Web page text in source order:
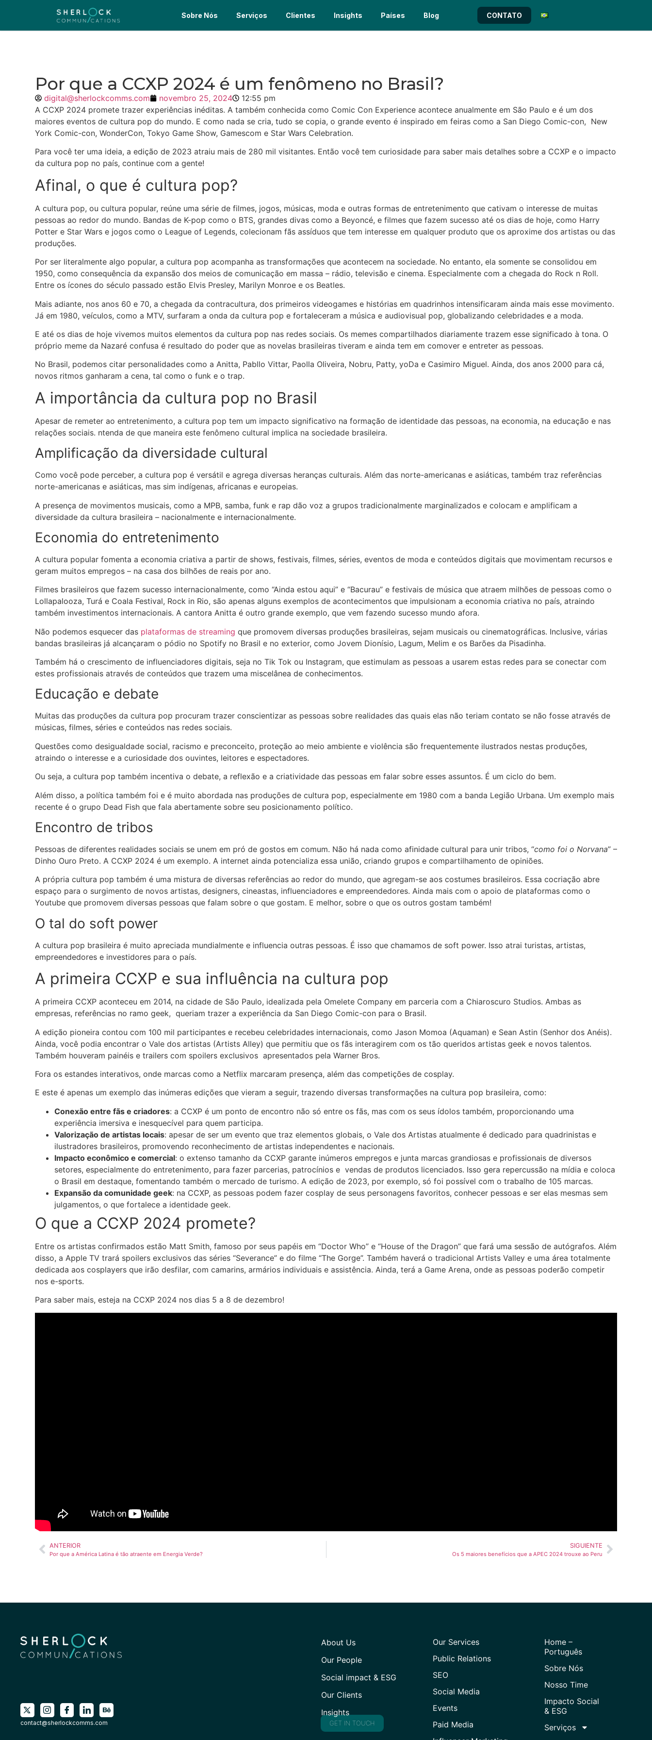
Sobre Nós Serviços Clientes Insights Países Blog CONTATO
Por que a CCXP 2024 é um fenômeno no Brasil?
digital@sherlockcomms.com novembro 25, 2024
12:55 pm
A CCXP 2024 promete trazer experiências inéditas. A também conhecida como Comic Con Experience acontece anualmente em São Paulo e é um dos
maiores eventos de cultura pop do mundo. E como nada se cria, tudo se copia, o grande evento é inspirado em feiras como a San Diego Comic-con, New
York Comic-con, WonderCon, Tokyo Game Show, Gamescom e Star Wars Celebration.
Para você ter uma ideia, a edição de 2023 atraiu mais de 280 mil visitantes. Então você tem curiosidade para saber mais detalhes sobre a CCXP e o impacto
da cultura pop no país, continue com a gente!
Afinal, o que é cultura pop?
A cultura pop, ou cultura popular, reúne uma série de filmes, jogos, músicas, moda e outras formas de entretenimento que cativam o interesse de muitas
pessoas ao redor do mundo. Bandas de K-pop como o BTS, grandes divas como a Beyoncé, e filmes que fazem sucesso até os dias de hoje, como Harry
Potter e Star Wars e jogos como o League of Legends, colecionam fãs assíduos que tem interesse em qualquer produto que os aproxime dos artistas ou das
produções.
Por ser literalmente algo popular, a cultura pop acompanha as transformações que acontecem na sociedade. No entanto, ela somente se consolidou em
1950, como consequência da expansão dos meios de comunicação em massa – rádio, televisão e cinema. Especialmente com a chegada do Rock n Roll.
Entre os ícones do século passado estão Elvis Presley, Marilyn Monroe e os Beatles.
Mais adiante, nos anos 60 e 70, a chegada da contracultura, dos primeiros videogames e histórias em quadrinhos intensificaram ainda mais esse movimento.
Já em 1980, veículos, como a MTV, surfaram a onda da cultura pop e fortaleceram a música e audiovisual pop, globalizando celebridades e a moda.
E até os dias de hoje vivemos muitos elementos da cultura pop nas redes sociais. Os memes compartilhados diariamente trazem esse significado à tona. O
próprio meme da Nazaré confusa é resultado do poder que as novelas brasileiras tiveram e ainda tem em comover e entreter as pessoas.
No Brasil, podemos citar personalidades como a Anitta, Pabllo Vittar, Paolla Oliveira, Nobru, Patty, yoDa e Casimiro Miguel. Ainda, dos anos 2000 para cá,
novos ritmos ganharam a cena, tal como o funk e o trap.
A importância da cultura pop no Brasil
Apesar de remeter ao entretenimento, a cultura pop tem um impacto significativo na formação de identidade das pessoas, na economia, na educação e nas
relações sociais. ntenda de que maneira este fenômeno cultural implica na sociedade brasileira.
Amplificação da diversidade cultural
Como você pode perceber, a cultura pop é versátil e agrega diversas heranças culturais. Além das norte-americanas e asiáticas, também traz referências
norte-americanas e asiáticas, mas sim indígenas, africanas e europeias.
A presença de movimentos musicais, como a MPB, samba, funk e rap dão voz a grupos tradicionalmente marginalizados e colocam e amplificam a
diversidade da cultura brasileira – nacionalmente e internacionalmente.
Economia do entretenimento
A cultura popular fomenta a economia criativa a partir de shows, festivais, filmes, séries, eventos de moda e conteúdos digitais que movimentam recursos e
geram muitos empregos – na casa dos bilhões de reais por ano.
Filmes brasileiros que fazem sucesso internacionalmente, como “Ainda estou aqui” e “Bacurau” e festivais de música que atraem milhões de pessoas como o
Lollapalooza, Turá e Coala Festival, Rock in Rio, são apenas alguns exemplos de acontecimentos que impulsionam a economia criativa no país, atraindo
também investimentos internacionais. A cantora Anitta é outro grande exemplo, que vem fazendo sucesso mundo afora.
Não podemos esquecer das plataformas de streaming que promovem diversas produções brasileiras, sejam musicais ou cinematográficas. Inclusive, várias
bandas brasileiras já alcançaram o pódio no Spotify no Brasil e no exterior, como Jovem Dionísio, Lagum, Melim e os Barões da Pisadinha.
Também há o crescimento de influenciadores digitais, seja no Tik Tok ou Instagram, que estimulam as pessoas a usarem estas redes para se conectar com
estes profissionais através de conteúdos que trazem uma miscelânea de conhecimentos.
Educação e debate
Muitas das produções da cultura pop procuram trazer conscientizar as pessoas sobre realidades das quais elas não teriam contato se não fosse através de
músicas, filmes, séries e conteúdos nas redes sociais.
Questões como desigualdade social, racismo e preconceito, proteção ao meio ambiente e violência são frequentemente ilustrados nestas produções,
atraindo o interesse e a curiosidade dos ouvintes, leitores e espectadores.
Ou seja, a cultura pop também incentiva o debate, a reflexão e a criatividade das pessoas em falar sobre esses assuntos. É um ciclo do bem.
Além disso, a política também foi e é muito abordada nas produções de cultura pop, especialmente em 1980 com a banda Legião Urbana. Um exemplo mais
recente é o grupo Dead Fish que fala abertamente sobre seu posicionamento político.
Encontro de tribos
Pessoas de diferentes realidades sociais se unem em pró de gostos em comum. Não há nada como afinidade cultural para unir tribos, “como foi o Norvana” –
Dinho Ouro Preto. A CCXP 2024 é um exemplo. A internet ainda potencializa essa união, criando grupos e compartilhamento de opiniões.
A própria cultura pop também é uma mistura de diversas referências ao redor do mundo, que agregam-se aos costumes brasileiros. Essa cocriação abre
espaço para o surgimento de novos artistas, designers, cineastas, influenciadores e empreendedores. Ainda mais com o apoio de plataformas como o
Youtube que promovem diversas pessoas que falam sobre o que gostam. E melhor, sobre o que os outros gostam também!
O tal do soft power
A cultura pop brasileira é muito apreciada mundialmente e influencia outras pessoas. É isso que chamamos de soft power. Isso atrai turistas, artistas,
empreendedores e investidores para o país.
A primeira CCXP e sua influência na cultura pop
A primeira CCXP aconteceu em 2014, na cidade de São Paulo, idealizada pela Omelete Company em parceria com a Chiaroscuro Studios. Ambas as
empresas, referências no ramo geek, queriam trazer a experiência da San Diego Comic-con para o Brasil.
A edição pioneira contou com 100 mil participantes e recebeu celebridades internacionais, como Jason Momoa (Aquaman) e Sean Astin (Senhor dos Anéis).
Ainda, você podia encontrar o Vale dos artistas (Artists Alley) que permitiu que os fãs interagirem com os tão queridos artistas geek e novos talentos.
Também houveram painéis e trailers com spoilers exclusivos apresentados pela Warner Bros.
Fora os estandes interativos, onde marcas como a Netflix marcaram presença, além das competições de cosplay.
E este é apenas um exemplo das inúmeras edições que vieram a seguir, trazendo diversas transformações na cultura pop brasileira, como:
Conexão entre fãs e criadores: a CCXP é um ponto de encontro não só entre os fãs, mas com os seus ídolos também, proporcionando uma
experiência imersiva e inesquecível para quem participa.
Valorização de artistas locais: apesar de ser um evento que traz elementos globais, o Vale dos Artistas atualmente é dedicado para quadrinistas e
ilustradores brasileiros, promovendo reconhecimento de artistas independentes e nacionais.
Impacto econômico e comercial: o extenso tamanho da CCXP garante inúmeros empregos e junta marcas grandiosas e profissionais de diversos
setores, especialmente do entretenimento, para fazer parcerias, patrocínios e vendas de produtos licenciados. Isso gera repercussão na mídia e coloca
o Brasil em destaque, fomentando também o mercado de turismo. A edição de 2023, por exemplo, só foi possível com o trabalho de 105 marcas.
Expansão da comunidade geek: na CCXP, as pessoas podem fazer cosplay de seus personagens favoritos, conhecer pessoas e ser elas mesmas sem
julgamentos, o que fortalece a identidade geek.
O que a CCXP 2024 promete?
Entre os artistas confirmados estão Matt Smith, famoso por seus papéis em “Doctor Who” e “House of the Dragon” que fará uma sessão de autógrafos. Além
disso, a Apple TV trará spoilers exclusivos das séries “Severance” e do filme “The Gorge”. Também haverá o tradicional Artists Valley e uma área totalmente
dedicada aos cosplayers que irão desfilar, com camarins, armários individuais e assistência. Ainda, terá a Game Arena, onde as pessoas poderão competir
nos e-sports.
Para saber mais, esteja na CCXP 2024 nos dias 5 a 8 de dezembro!
ANTERIOR
Por que a América Latina é tão atraente em Energia Verde?
SIGUIENTE
Os 5 maiores benefícios que a APEC 2024 trouxe ao Peru
contact@sherlockcomms.com
About Us
Our People
Social impact & ESG
Our Clients
Insights
GET IN TOUCH
Our Services
Public Relations
SEO
Social Media
Events
Paid Media
Home –
Português
Sobre Nós
Nosso Time
Impacto Social
& ESG
Serviços